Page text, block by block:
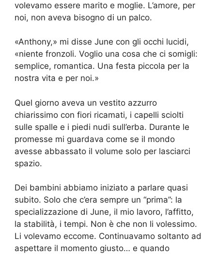
volevamo essere marito e moglie. L’amore, per
noi, non aveva bisogno di un palco.
«Anthony,» mi disse June con gli occhi lucidi,
«niente fronzoli. Voglio una cosa che ci somigli:
semplice, romantica. Una festa piccola per la
nostra vita e per noi.»
Quel giorno aveva un vestito azzurro
chiarissimo con fiori ricamati, i capelli sciolti
sulle spalle e i piedi nudi sull’erba. Durante le
promesse mi guardava come se il mondo
avesse abbassato il volume solo per lasciarci
spazio.
Dei bambini abbiamo iniziato a parlare quasi
subito. Solo che c’era sempre un “prima”: la
specializzazione di June, il mio lavoro, l’affitto,
la stabilità, i tempi. Non è che non li volessimo.
Li volevamo eccome. Continuavamo soltanto ad
aspettare il momento giusto… e quando